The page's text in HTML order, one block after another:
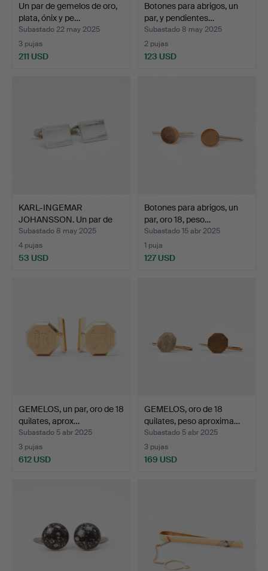
Un par de gemelos de oro,
plata, ónix y pe…
Subastado 22 may 2025
3 pujas
211 USD
Botones para abrigos, un
par, y pendientes…
Subastado 8 may 2025
2 pujas
123 USD
KARL-INGEMAR
JOHANSSON. Un par de
gemelos …
Subastado 8 may 2025
4 pujas
53 USD
Botones para abrigos, un
par, oro 18, peso…
Subastado 15 abr 2025
1 puja
127 USD
GEMELOS, un par, oro de 18
quilates, aprox…
Subastado 5 abr 2025
3 pujas
612 USD
GEMELOS, oro de 18
quilates, peso aproxima…
Subastado 5 abr 2025
3 pujas
169 USD